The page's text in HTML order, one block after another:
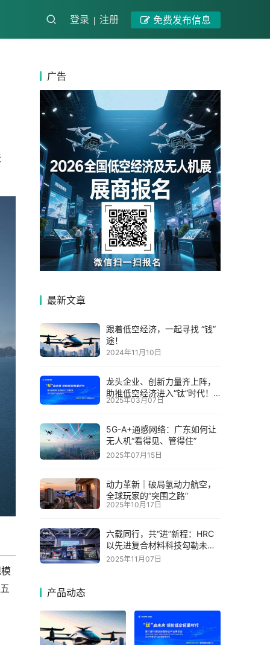
登录 注册 免费发布信息
广告
最新文章
跟着低空经济，一起寻找 “钱”
途！
2024年11月10日
龙头企业、创新力量齐上阵，
助推低空经济进入“钛”时代！
第六届中国钛谷国际钛产业博
2025年03月07日
5G-A+通感网络：广东如何让
无人机“看得见、管得住”
2025年07月15日
动力革新｜破局氢动力航空，
全球玩家的“突围之路”
2025年10月17日
六载同行，共“进”新程：HRC
以先进复合材料科技勾勒未来
出行新图景
2025年11月07日
产品动态